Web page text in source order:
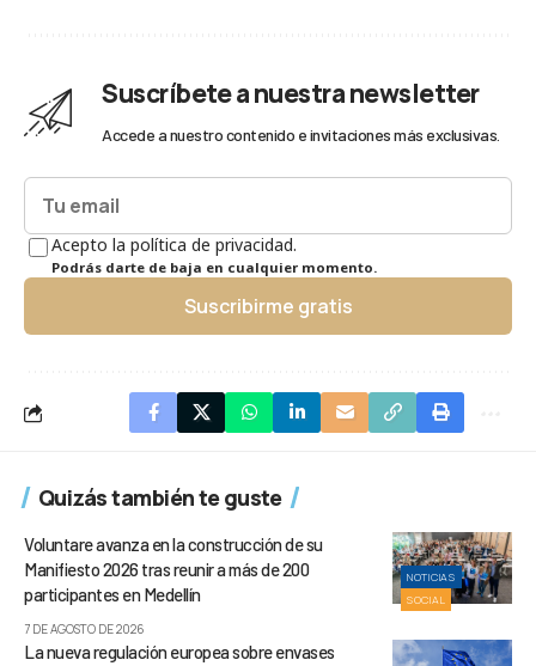
Suscríbete a nuestra newsletter
Accede a nuestro contenido e invitaciones más exclusivas.
Acepto la política de privacidad.
Podrás darte de baja en cualquier momento.
Suscribirme gratis
Quizás también te guste
NOTICIAS
SOCIAL
Voluntare avanza en la construcción de su
Manifiesto 2026 tras reunir a más de 200
participantes en Medellín
7 DE AGOSTO DE 2026
La nueva regulación europea sobre envases